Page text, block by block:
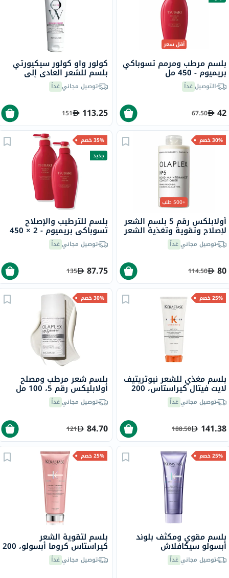
أقل سعر
بلسم مرطب ومرمم تسوباكي
بريميوم - 450 مل
التوصيلغداً
42
67.50
كولور واو كولور سيكيورتي
بلسم للشعر العادي إلى
ملتوصيل مجانيغداً
113.25
151
30% خصم
+500 طلب
أولابلكس رقم 5 بلسم الشعر
لإصلاح وتقوية وتغذية الشعر
250 ملتوصيل مجانيغداً
80
114.50
35% خصم
جديد
بلسم للترطيب والإصلاح
تسوباكي بريميوم - 2 × 450
ملتوصيل مجانيغداً
87.75
135
25% خصم
بلسم مغذي للشعر نيوتريتيف
لايت فيتال كيراستاس، 200
ملتوصيل مجانيغداً
141.38
188.50
30% خصم
بلسم شعر مرطب ومصلح
أولابليكس رقم 5، 100 مل
توصيل مجانيغداً
84.70
121
25% خصم
بلسم مقوي ومكثف بلوند
أبسولو سيكافلاش
كيراستاس، 250 مل
توصيل مجانيغداً
25% خصم
بلسم لتقوية الشعر
كيراستاس كروما أبسولو، 200
ملتوصيل مجانيغداً